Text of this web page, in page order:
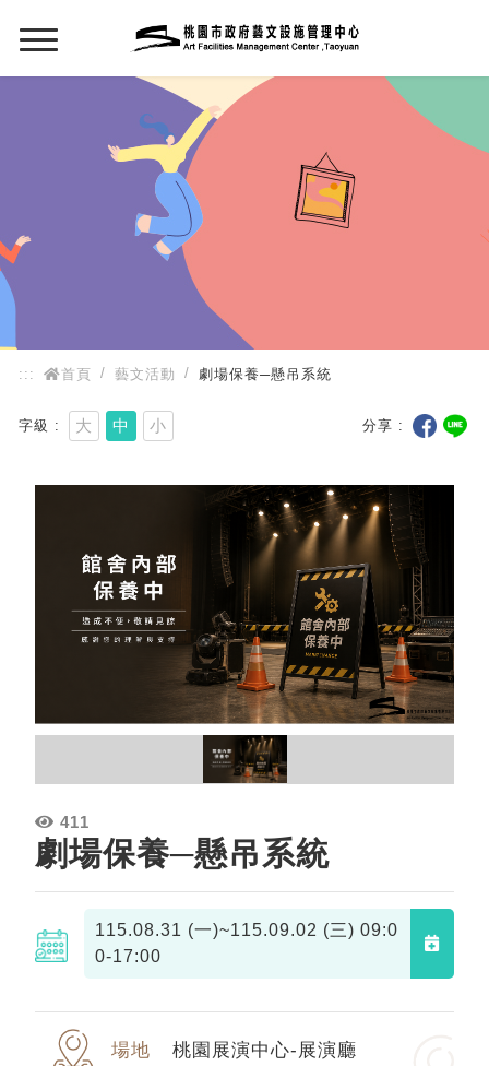
::: 首頁 藝文活動 劇場保養─懸吊系統
字級 大 中 小 分享
411
劇場保養─懸吊系統
115.08.31 (一)~115.09.02 (三) 09:0
0-17:00
場地 桃園展演中心-展演廳